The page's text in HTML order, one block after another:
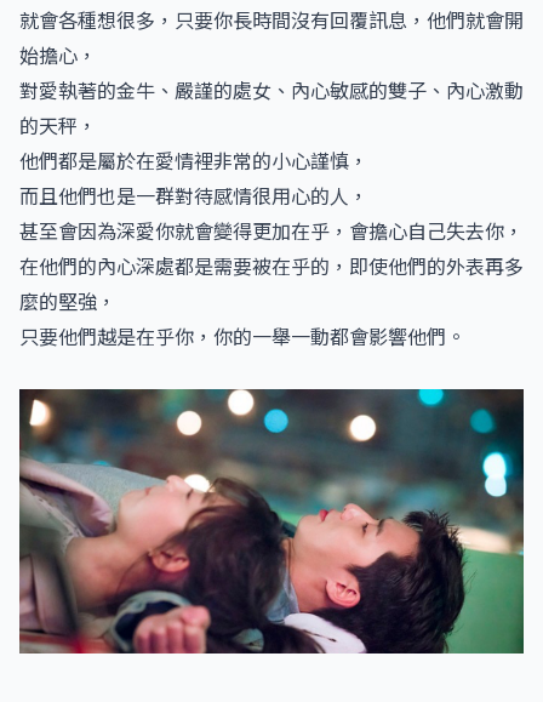
就會各種想很多，只要你長時間沒有回覆訊息，他們就會開
始擔心，
對愛執著的金牛、嚴謹的處女、內心敏感的雙子、內心激動
的天秤，
他們都是屬於在愛情裡非常的小心謹慎，
而且他們也是一群對待感情很用心的人，
甚至會因為深愛你就會變得更加在乎，會擔心自己失去你，
在他們的內心深處都是需要被在乎的，即使他們的外表再多
麼的堅強，
只要他們越是在乎你，你的一舉一動都會影響他們。